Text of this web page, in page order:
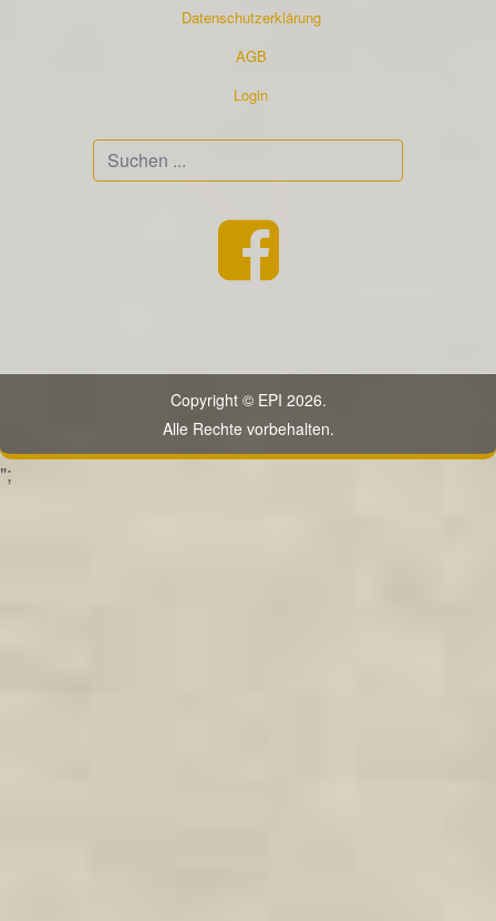
Datenschutzerklärung
AGB
Login
Copyright © EPI 2026.
Alle Rechte vorbehalten.
";